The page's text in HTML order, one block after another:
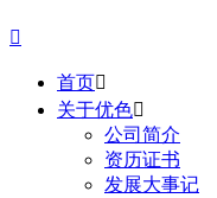

首页
关于优色
公司简介
资历证书
发展大事记